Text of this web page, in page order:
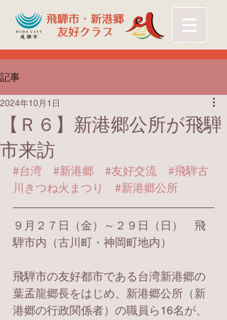
記事
【Ｒ６】新港郷公所が飛騨
市来訪
2024年10月1日
#台湾 #新港郷 #友好交流
#飛騨古
川きつね火まつり
#新港郷公所
９月２７日（金）～２９日（日）　飛
騨市内（古川町・神岡町地内）
飛騨市の友好都市である台湾新港郷の
葉孟龍郷長をはじめ、新港郷公所（新
港郷の行政関係者）の職員ら16名が、